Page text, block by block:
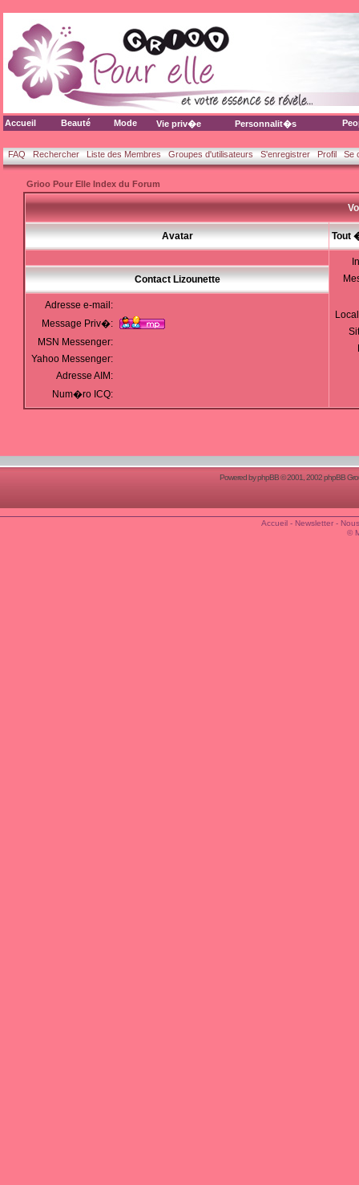
Accueil Beauté Mode Vie priv�e Personnalit�s
FAQ Rechercher Liste des Membres Groupes d'utilisateurs S'enregistrer Profil Se
Grioo Pour Elle Index du Forum
Avatar Tout
Contact Lizounette
Adresse e-mail:
Message Priv�:
MSN Messenger:
Yahoo Messenger:
Adresse AIM:
Num�ro ICQ:
Powered byphpBB© 2001, 2002 phpBB
Accueil- Newsletter-
©